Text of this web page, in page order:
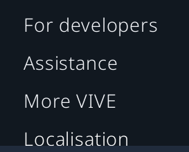
For developers
Assistance
More VIVE
Localisation